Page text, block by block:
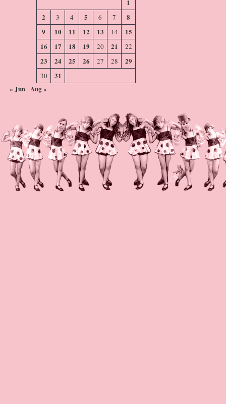
1
2
3 4 5 6 7
8
9
10 11 12 13 14
15
16
17 18 19 20 21 22
23 24 25 26 27 28 29
30
31
« Jun Aug »